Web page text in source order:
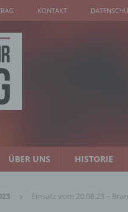
KONTAKT
ÜBER UNS HISTORIE
Einsatz vom 20.08.23 –